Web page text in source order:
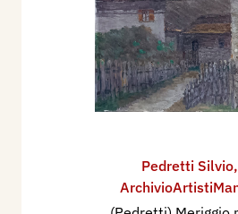
Pedretti Silvio,